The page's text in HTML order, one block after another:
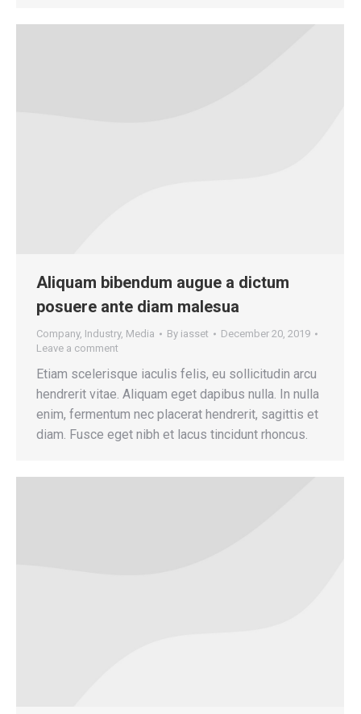
Aliquam bibendum augue a dictum
posuere ante diam malesua
Company, Industry, Media By iasset
December 20, 2019
Leave a comment
Etiam scelerisque iaculis felis, eu sollicitudin arcu
hendrerit vitae. Aliquam eget dapibus nulla. In nulla
enim, fermentum nec placerat hendrerit, sagittis et
diam. Fusce eget nibh et lacus tincidunt rhoncus.